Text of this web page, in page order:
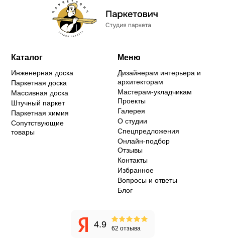
Каталог
Инженерная доска
Паркетная доска
Массивная доска
Штучный паркет
Паркетная химия
Сопутствующие
товары
Меню
Дизайнерам интерьера и
архитекторам
Мастерам-укладчикам
Проекты
Галерея
О студии
Спецпредложения
Онлайн-подбор
Отзывы
Контакты
Избранное
Вопросы и ответы
Блог
4.9 62 отзыва